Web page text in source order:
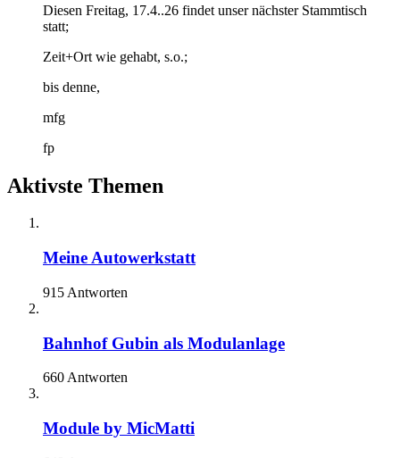
Diesen Freitag, 17.4..26 findet unser nächster Stammtisch
statt;
Zeit+Ort wie gehabt, s.o.;
bis denne,
mfg
fp
Aktivste Themen
Meine Autowerkstatt
915 Antworten
Bahnhof Gubin als Modulanlage
660 Antworten
Module by MicMatti